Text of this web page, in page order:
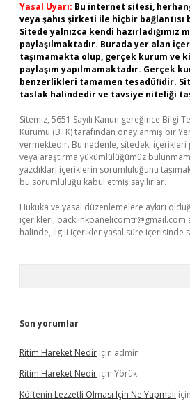
Yasal Uyarı: Bu internet sitesi,
veya şahıs şirketi ile hiçbir bağlantısı
Sitede yalnızca kendi hazırladığımız
paylaşılmaktadır. Burada yer alan
taşımamakta olup, gerçek kurum ve
paylaşım yapılmamaktadır. Gerçek
benzerlikleri tamamen tesadüfidir.
taslak halindedir ve tavsiye niteliği
Sitemiz, 5651 Sayılı Kanun gereğince Bilgi
Kurumu (BTK) tarafından onaylanmış bir
vermektedir. Bu nedenle, sitedeki
veya araştırma yükümlülüğümüz
yazdıkları içeriklerin sorumluluğunu
bu sorumluluğu kabul etmiş sayılırlar.
Hukuka ve yasal düzenlemelere aykırı
içerikleri, backlinkpanelicomtr@gmail.com
halinde, ilgili içerikler yasal süre içerisinde
Son yorumlar
Ritim Hareket Nedir için admin
Ritim Hareket Nedir için Yörük
Köftenin Lezzetli Olması Için Ne Yapmalı için